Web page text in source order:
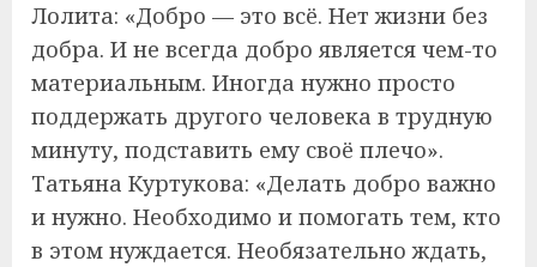
Лолита: «Добро — это всё. Нет жизни без
добра. И не всегда добро является чем-то
материальным. Иногда нужно просто
поддержать другого человека в трудную
минуту, подставить ему своё плечо».
Татьяна Куртукова: «Делать добро важно
и нужно. Необходимо и помогать тем, кто
в этом нуждается. Необязательно ждать,